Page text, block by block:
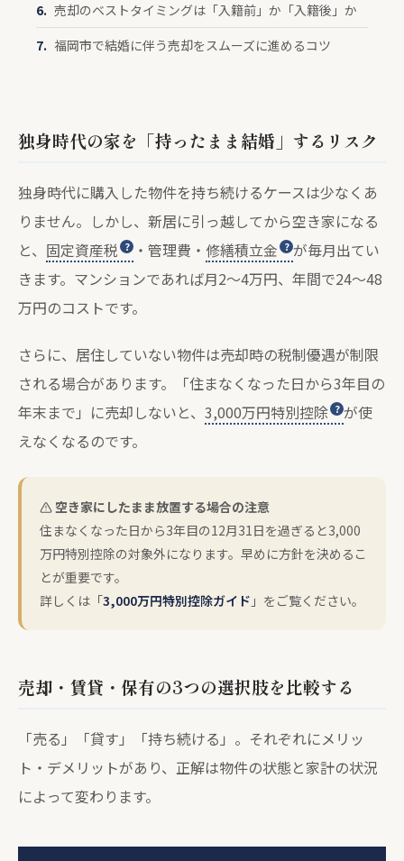
売却のベストタイミングは「入籍前」か「入籍後」か
福岡市で結婚に伴う売却をスムーズに進めるコツ
独身時代の家を「持ったまま結婚」するリスク
独身時代に購入した物件を持ち続けるケースは少なくあ
りません。しかし、新居に引っ越してから空き家になる
と、 固定資産税 ・管理費・ 修繕積立金
が毎月出てい
きます。マンションであれば月2〜4万円、年間で24〜48
万円のコストです。
さらに、居住していない物件は売却時の税制優遇が制限
される場合があります。「住まなくなった日から3年目の
年末まで」に売却しないと、 3,000万円特別控除
が使
えなくなるのです。
空き家にしたまま放置する場合の注意
住まなくなった日から3年目の12月31日を過ぎると3,000
万円特別控除の対象外になります。早めに方針を決めるこ
とが重要です。
詳しくは「3,000万円特別控除ガイド 」をご覧ください。
売却・賃貸・保有の3つの選択肢を比較する
「売る」「貸す」「持ち続ける」。それぞれにメリッ
ト・デメリットがあり、正解は物件の状態と家計の状況
によって変わります。